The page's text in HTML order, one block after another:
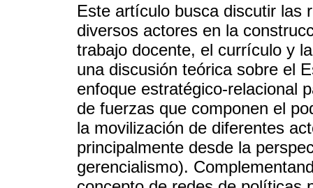
Este artículo busca discutir las
diversos actores en la
trabajo docente, el currículo y
una discusión teórica sobre el
enfoque estratégico-relacional
de fuerzas que componen el
la movilización de diferentes
principalmente desde la
gerencialismo).